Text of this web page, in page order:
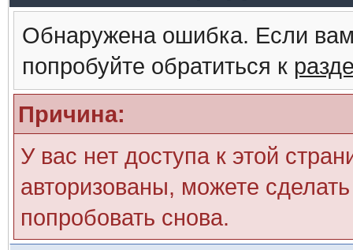
Обнаружена ошибка. Если
попробуйте обратиться к
Причина:
У вас нет доступа к этой
авторизованы, можете
попробовать снова.